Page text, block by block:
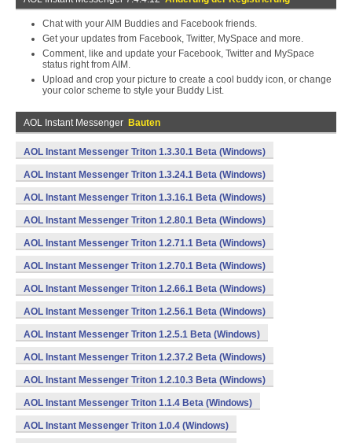
Chat with your AIM Buddies and Facebook friends.
Get your updates from Facebook, Twitter, MySpace and more.
Comment, like and update your Facebook, Twitter and MySpace
status right from AIM.
Upload and crop your picture to create a cool buddy icon, or change
your color scheme to style your Buddy List.
AOL Instant Messenger Bauten
AOL Instant Messenger Triton 1.3.30.1 Beta (Windows)
AOL Instant Messenger Triton 1.3.24.1 Beta (Windows)
AOL Instant Messenger Triton 1.3.16.1 Beta (Windows)
AOL Instant Messenger Triton 1.2.80.1 Beta (Windows)
AOL Instant Messenger Triton 1.2.71.1 Beta (Windows)
AOL Instant Messenger Triton 1.2.70.1 Beta (Windows)
AOL Instant Messenger Triton 1.2.66.1 Beta (Windows)
AOL Instant Messenger Triton 1.2.56.1 Beta (Windows)
AOL Instant Messenger Triton 1.2.5.1 Beta (Windows)
AOL Instant Messenger Triton 1.2.37.2 Beta (Windows)
AOL Instant Messenger Triton 1.2.10.3 Beta (Windows)
AOL Instant Messenger Triton 1.1.4 Beta (Windows)
AOL Instant Messenger Triton 1.0.4 (Windows)